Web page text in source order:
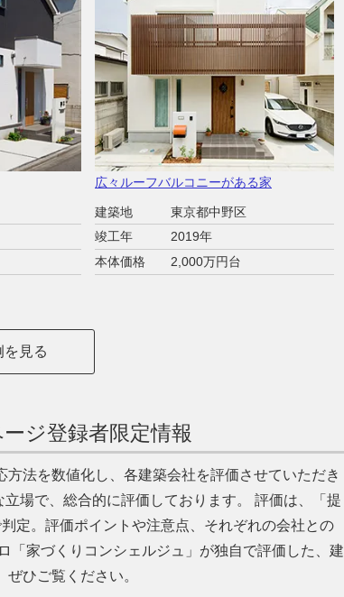
広々ルーフバルコニーがある家
建築地
東京都中野区
竣工年
2019年
本体価格
2,000万円台
見る
ジ登録者限定情報
法を数値化し、各建築会社を評価させていただき
場で、総合的に評価しております。 評価は、「提
定。評価ポイントや注意点、それぞれの会社との
「家づくりコンシェルジュ」が独自で評価した、建
ひご覧ください。